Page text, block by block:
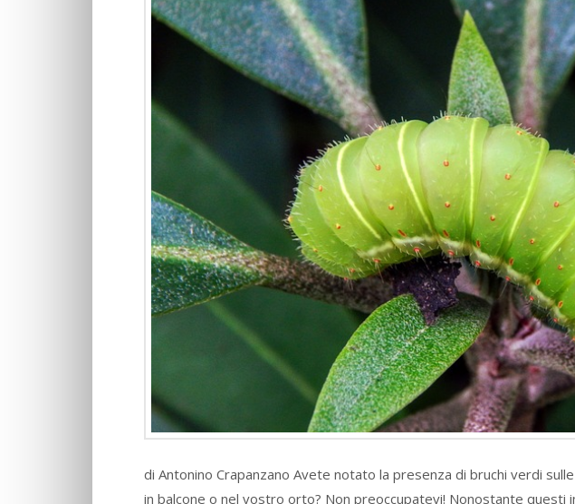
di Antonino Crapanzano Avete notato la presenza di bruchi verdi
in balcone o nel vostro orto? Non preoccupatevi! Nonostante questi